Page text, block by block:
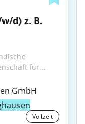
d) z. B.
für...
GmbH
Vollzeit